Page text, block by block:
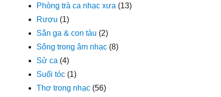
Phòng trà ca nhạc xưa (13)
Rượu (1)
Sân ga & con tàu (2)
Sông trong âm nhạc (8)
Sử ca (4)
Suối tóc (1)
Thơ trong nhạc (56)